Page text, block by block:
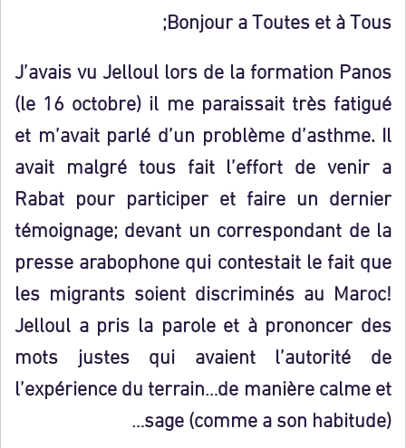
Bonjour a Toutes et à Tous;
J’avais vu Jelloul lors de la formation Panos
(le 16 octobre) il me paraissait très fatigué
et m’avait parlé d’un problème d’asthme. Il
avait malgré tous fait l’effort de venir a
Rabat pour participer et faire un dernier
témoignage; devant un correspondant de la
presse arabophone qui contestait le fait que
les migrants soient discriminés au Maroc!
Jelloul a pris la parole et à prononcer des
mots justes qui avaient l’autorité de
l’expérience du terrain…de manière calme et
sage (comme a son habitude)…